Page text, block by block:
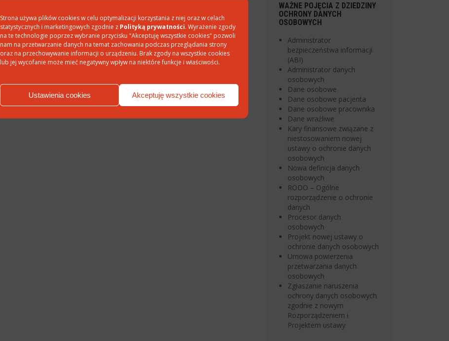
Strona używa plików cookies w celu optymalizacji korzystania z niej oraz w celach
statystycznych i marketingowych zgodnie z Polityką prywatności. Wyrażenie zgody
na te technologie poprzez wybranie przycisku "Akceptuję wszystkie cookies" pozwoli
nam na przetwarzanie danych na temat zachowania podczas przeglądania strony
oraz na przechowywanie informacji o urządzeniu. Brak zgody na wszystkie cookies
lub jej wycofanie może mieć negatywny wpływ na niektóre funkcje i właściwości.
Akceptuję wszystkie cookies
Ustawienia cookies
WAŻNE POJĘCIA Z DZIEDZINY
OCHRONY DANYCH
OSOBOWYCH
Administrator
bezpieczeństwa informacji
(ABI)
Administrator danych
osobowych
Dane osobowe
Dane osobowe pacjenta
Dane osobowe pracownika
Dane wrażliwe
Kary finansowe związane z
niestosowaniem nowej
ustawy o ochronie danych
osobowych
Nowa definicja danych
osobowych
RODO – Ogólne
rozporządzenie o ochronie
danych
Procesor danych
osobowych
Projekt nowej ustawy o
ochronie danych osobowych
Umowa powierzenia
przetwarzania danych
osobowych
Zgłaszanie naruszenia
ochrony danych osobowych
zgodnie z nowym
Rozporządzeniem i
Projektem ustawy